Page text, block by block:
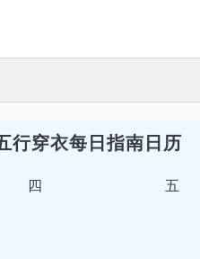
穿衣每日指南日历
四 五